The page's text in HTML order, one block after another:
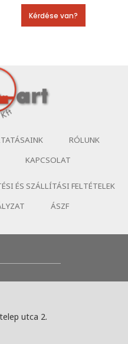
Kérdése van?
RÓLUNK
KAPCSOLAT
ÉS SZÁLLÍTÁSI FELTÉTELEK
ÁSZF
utca 2.